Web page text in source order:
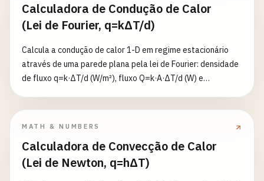
Calculadora de Condução de Calor
(Lei de Fourier, q=kΔT/d)
Calcula a condução de calor 1-D em regime estacionário
através de uma parede plana pela lei de Fourier: densidade
de fluxo q=k·ΔT/d (W/m²), fluxo Q=k·A·ΔT/d (W) e
k, d e A devem ser positivos. Espessura em m/cm/mm, área
em m²/cm².
MATH & NUMBERS
Calculadora de Convecção de Calor
(Lei de Newton, q=hΔT)